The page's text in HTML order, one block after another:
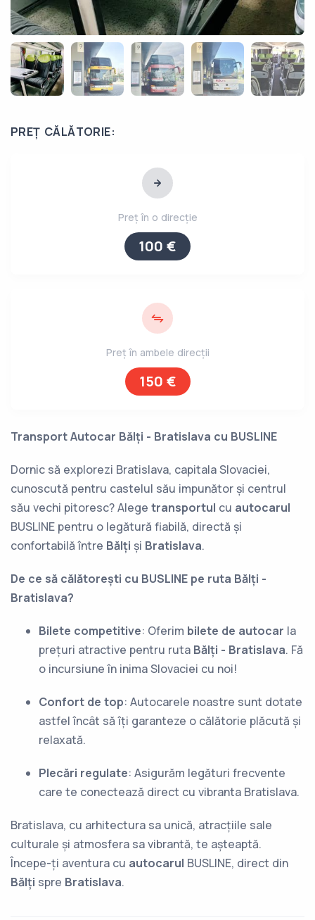
PREȚ CĂLĂTORIE:
Preț în o direcție
100 €
Preț în ambele direcții
150 €
Transport Autocar Bălți - Bratislava cu BUSLINE
Dornic să explorezi Bratislava, capitala Slovaciei,
cunoscută pentru castelul său impunător și centrul
său vechi pitoresc? Alege transportul cu autocarul
BUSLINE pentru o legătură fiabilă, directă și
confortabilă între Bălți și Bratislava.
De ce să călătorești cu BUSLINE pe ruta Bălți -
Bratislava?
Bilete competitive: Oferim bilete de autocar la
prețuri atractive pentru ruta Bălți - Bratislava. Fă
o incursiune în inima Slovaciei cu noi!
Confort de top: Autocarele noastre sunt dotate
astfel încât să îți garanteze o călătorie plăcută și
relaxată.
Plecări regulate: Asigurăm legături frecvente
care te conectează direct cu vibranta Bratislava.
Bratislava, cu arhitectura sa unică, atracțiile sale
culturale și atmosfera sa vibrantă, te așteaptă.
Începe-ți aventura cu autocarul BUSLINE, direct din
Bălți spre Bratislava.